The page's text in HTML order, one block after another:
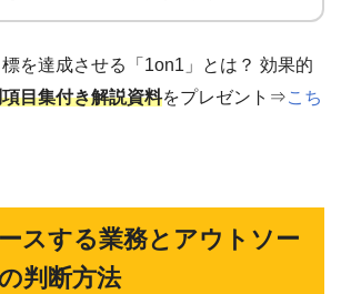
を達成させる「1on1」とは？ 効果的
目集付き解説資料をプレゼント⇒こち
スする業務とアウトソー
判断方法